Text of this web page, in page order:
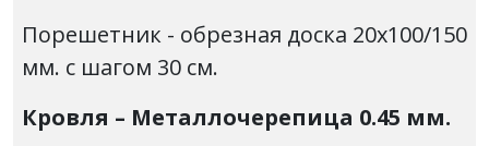
Порешетник - обрезная доска 20х100/150
мм. с шагом 30 см.
Кровля – Металлочерепица 0.45 мм.